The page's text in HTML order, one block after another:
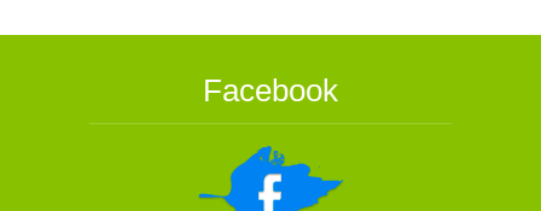
Facebook